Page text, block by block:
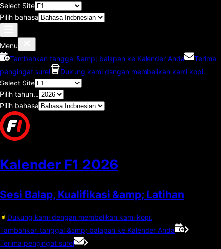
Select Site
Pilih bahasa
Menu
Tambahkan tanggal &amp; balapan ke Kalender Anda
Terima
pengingat surel
Dukung kami dengan membelikan kami kopi.
Select Site
Pilih tahun...
Pilih bahasa
Kalender F1 2026
Sesi Balap, Kualifikasi &amp; Latihan
Dukung kami dengan membelikan kami kopi.
Tambahkan tanggal &amp; balapan ke Kalender Anda
Terima pengingat surel